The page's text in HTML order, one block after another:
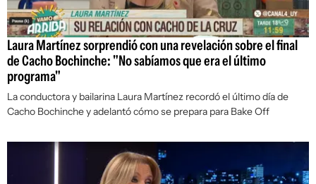
Laura Martínez sorprendió con una revelación sobre el final
de Cacho Bochinche: "No sabíamos que era el último
programa"
La conductora y bailarina Laura Martínez recordó el último día de
Cacho Bochinche y adelantó cómo se prepara para Bake Off